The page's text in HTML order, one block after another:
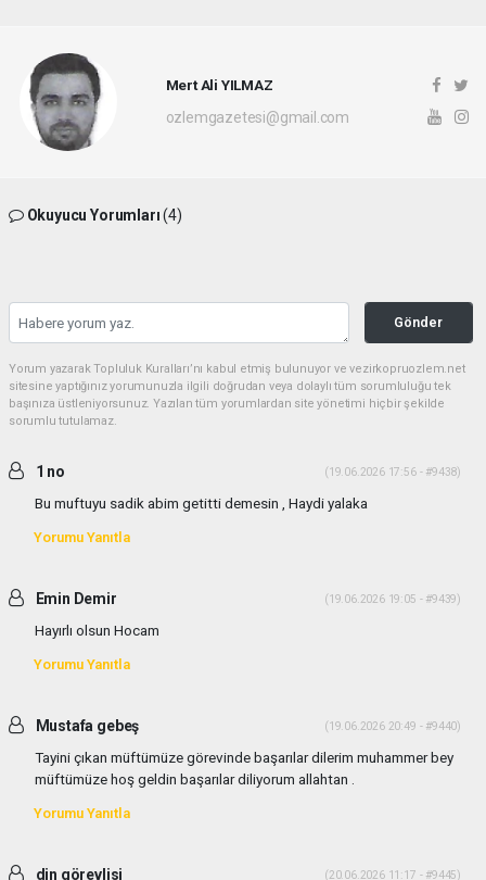
Mert Ali YILMAZ
ozlemgazetesi@gmail.com
Okuyucu Yorumları(4)
Gönder
Yorum yazarak Topluluk Kuralları’nı kabul etmiş bulunuyor ve vezirkopruozlem.net
sitesine yaptığınız yorumunuzla ilgili doğrudan veya dolaylı tüm sorumluluğu tek
başınıza üstleniyorsunuz. Yazılan tüm yorumlardan site yönetimi hiçbir şekilde
sorumlu tutulamaz.
1 no (19.06.2026 17:56 - #9438)
Bu muftuyu sadik abim getitti demesin , Haydi yalaka
Yorumu Yanıtla
Emin Demir (19.06.2026 19:05 - #9439)
Hayırlı olsun Hocam
Yorumu Yanıtla
Mustafa gebeş (19.06.2026 20:49 - #9440)
Tayini çıkan müftümüze görevinde başarılar dilerim muhammer bey
müftümüze hoş geldin başarılar diliyorum allahtan .
Yorumu Yanıtla
din görevlisi (20.06.2026 11:17 - #9445)